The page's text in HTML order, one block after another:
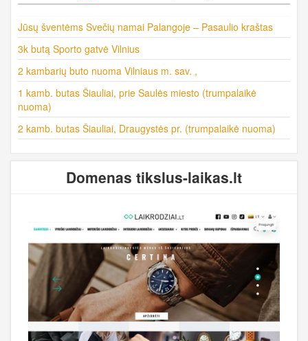
Jūsų šventėms Svečių namai Palangoje – Pasaulio kraštas
3k butą Sporto gatvė Vilnius
2 kambarių buto nuoma Vilniaus m. sav. ,
1 kamb. butas Šiauliai, prie Saulės miesto (trumpalaikė
nuoma)
2 kamb. butas Šiauliai, Draugystės pr. (trumpalaikė nuoma)
Domenas tikslus-laikas.lt